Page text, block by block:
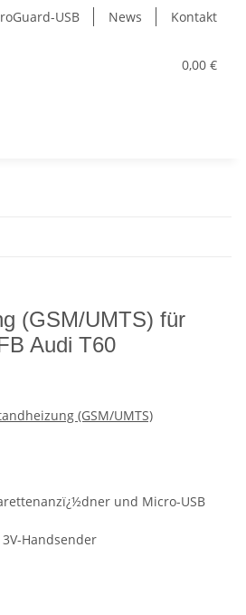
USB News Kontakt
0,00 €
(GSM/UMTS) für
Audi T60
(GSM/UMTS)
und Micro-USB
Handsender